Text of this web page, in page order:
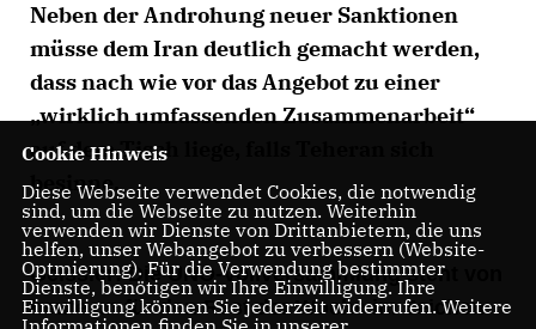
Neben der Androhung neuer Sanktionen
müsse dem Iran deutlich gemacht werden,
dass nach wie vor das Angebot zu einer
wirklich umfassenden Zusammenarbeit“
auf dem Tisch liege, falls Teheran sich
besinne.
Geissler: Die UNO-Vollversammlung steht von
heute an für den Rest der Woche im Zeichen
Cookie Hinweis
Diese Webseite verwendet Cookies, die notwendig
sind, um die Webseite zu nutzen. Weiterhin
verwenden wir Dienste von Drittanbietern, die uns
helfen, unser Webangebot zu verbessern (Website-
Optmierung). Für die Verwendung bestimmter
Dienste, benötigen wir Ihre Einwilligung. Ihre
Einwilligung können Sie jederzeit widerrufen. Weitere